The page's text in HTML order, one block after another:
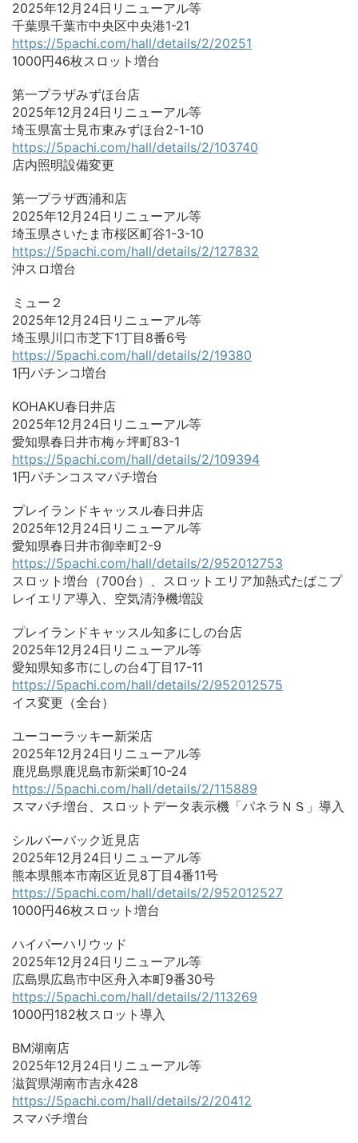
2025年12月24日リニューアル等
千葉県千葉市中央区中央港1-21
https://5pachi.com/hall/details/2/20251
1000円46枚スロット増台
第一プラザみずほ台店
2025年12月24日リニューアル等
埼玉県富士見市東みずほ台2-1-10
https://5pachi.com/hall/details/2/103740
店内照明設備変更
第一プラザ西浦和店
2025年12月24日リニューアル等
埼玉県さいたま市桜区町谷1-3-10
https://5pachi.com/hall/details/2/127832
沖スロ増台
ミュー２
2025年12月24日リニューアル等
埼玉県川口市芝下1丁目8番6号
https://5pachi.com/hall/details/2/19380
1円パチンコ増台
KOHAKU春日井店
2025年12月24日リニューアル等
愛知県春日井市梅ヶ坪町83-1
https://5pachi.com/hall/details/2/109394
1円パチンコスマパチ増台
プレイランドキャッスル春日井店
2025年12月24日リニューアル等
愛知県春日井市御幸町2-9
https://5pachi.com/hall/details/2/952012753
スロット増台（700台）、スロットエリア加熱式たばこプ
レイエリア導入、空気清浄機増設
プレイランドキャッスル知多にしの台店
2025年12月24日リニューアル等
愛知県知多市にしの台4丁目17-11
https://5pachi.com/hall/details/2/952012575
イス変更（全台）
ユーコーラッキー新栄店
2025年12月24日リニューアル等
鹿児島県鹿児島市新栄町10-24
https://5pachi.com/hall/details/2/115889
スマパチ増台、スロットデータ表示機「パネラＮＳ」導入
シルバーバック近見店
2025年12月24日リニューアル等
熊本県熊本市南区近見8丁目4番11号
https://5pachi.com/hall/details/2/952012527
1000円46枚スロット増台
ハイパーハリウッド
2025年12月24日リニューアル等
広島県広島市中区舟入本町9番30号
https://5pachi.com/hall/details/2/113269
1000円182枚スロット導入
BM湖南店
2025年12月24日リニューアル等
滋賀県湖南市吉永428
https://5pachi.com/hall/details/2/20412
スマパチ増台